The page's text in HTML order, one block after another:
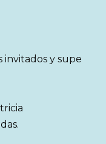
invitados y supe